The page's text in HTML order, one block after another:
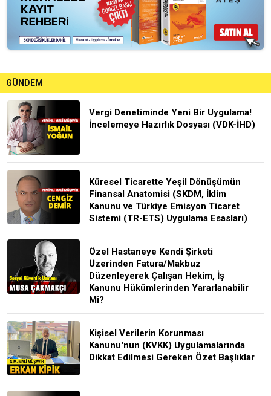
GÜNDEM
Vergi Denetiminde Yeni Bir Uygulama!
İncelemeye Hazırlık Dosyası (VDK-İHD)
Küresel Ticarette Yeşil Dönüşümün
Finansal Anatomisi (SKDM, İklim
Kanunu ve Türkiye Emisyon Ticaret
Sistemi (TR-ETS) Uygulama Esasları)
Özel Hastaneye Kendi Şirketi
Üzerinden Fatura/Makbuz
Düzenleyerek Çalışan Hekim, İş
Kanunu Hükümlerinden Yararlanabilir
Mi?
Kişisel Verilerin Korunması
Kanunu'nun (KVKK) Uygulamalarında
Dikkat Edilmesi Gereken Özet Başlıklar